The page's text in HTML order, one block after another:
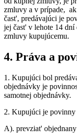
zmluvy a v prípade,
čast', predávajúci je
jej čast' v lehote 14 dní
zmluvy kupujúcemu.
4. Práva a
1. Kupujúci bol
objednávky je
samotnej objednávky.
2. Kupujúci je povinny
A). prevziat'